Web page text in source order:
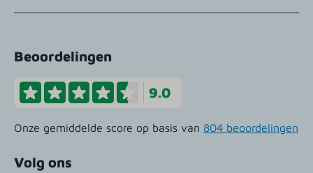
Beoordelingen
9.0
Onze gemiddelde score op basis van 804 beoordelingen
Volg ons